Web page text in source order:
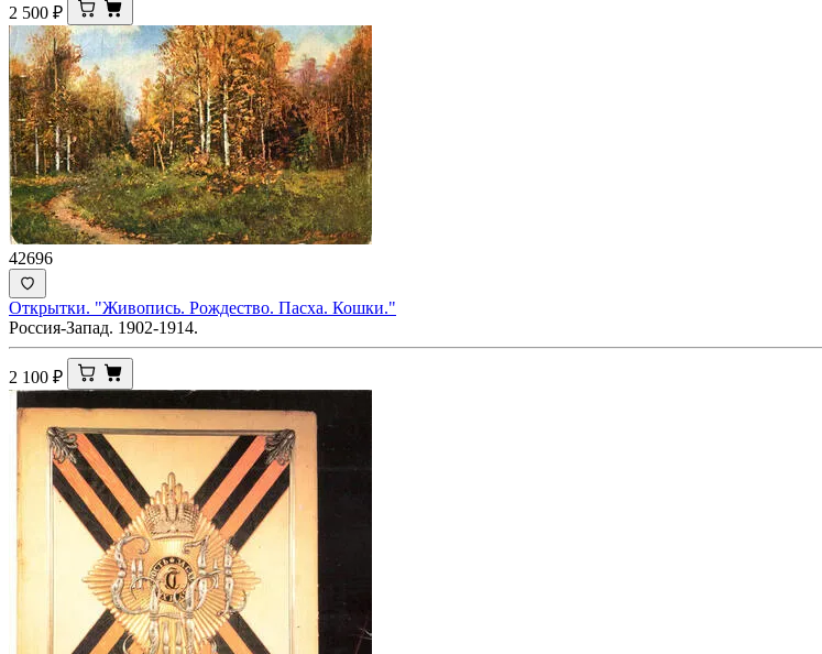
2 500 ₽
42696
Открытки. "Живопись. Рождество. Пасха. Кошки."
Россия-Запад. 1902-1914.
2 100 ₽